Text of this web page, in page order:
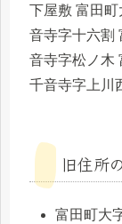
下屋敷 富田
音寺字十六割
音寺字松ノ木
千音寺字上川
旧住所
富田町大